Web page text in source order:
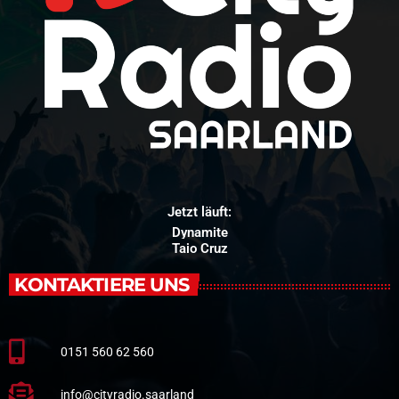
Jetzt läuft:
Dynamite
Taio Cruz
KONTAKTIERE UNS
0151 560 62 560
info@cityradio.saarland